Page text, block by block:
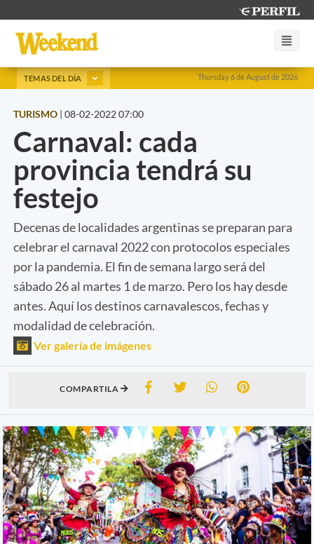
Thursday 6 de August de 2026
TEMAS DEL DÍA
TURISMO | 08-02-2022 07:00
Carnaval: cada
provincia tendrá su
festejo
Decenas de localidades argentinas se preparan para
celebrar el carnaval 2022 con protocolos especiales
por la pandemia. El fin de semana largo será del
sábado 26 al martes 1 de marzo. Pero los hay desde
antes. Aquí los destinos carnavalescos, fechas y
modalidad de celebración.
Ver galería de imágenes
COMPARTILA